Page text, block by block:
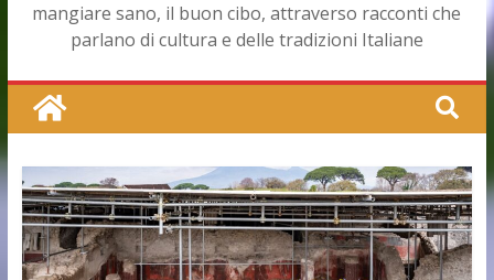
mangiare sano, il buon cibo, attraverso racconti che
parlano di cultura e delle tradizioni Italiane